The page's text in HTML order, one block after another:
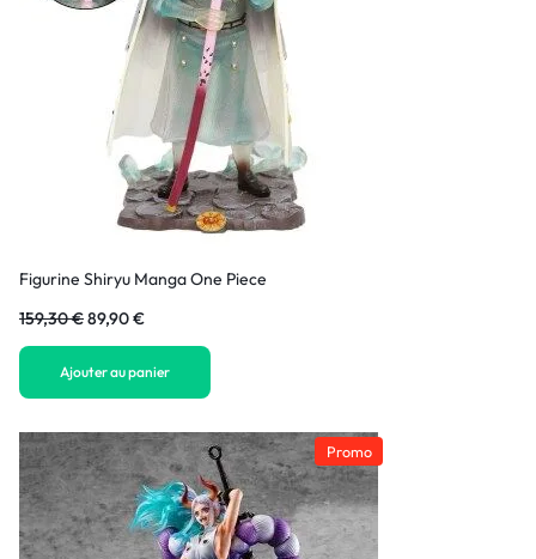
Figurine Shiryu Manga One Piece
159,30€89,90€
Ajouter au panier
Promo